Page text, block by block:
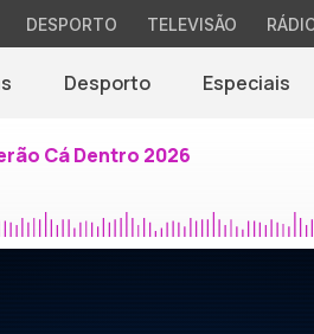
DESPORTO TELEVISÃO
Desporto Especiais
Cá Dentro 2026